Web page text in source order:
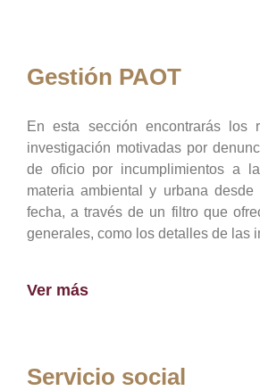
Gestión PAOT
En esta sección encontrarás los
investigación motivadas por
de oficio por incumplimientos a
materia ambiental y urbana
fecha, a través de un filtro que
generales, como los detalles de las
Ver más
Servicio social